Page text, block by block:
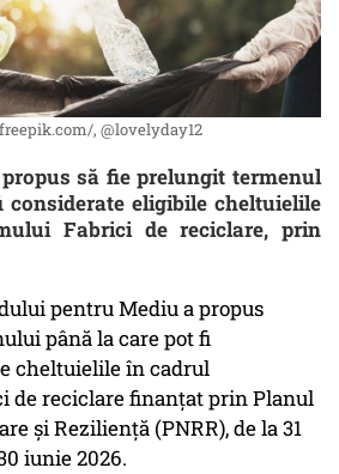
, @lovelyday12
să fie prelungit termenul
eligibile cheltuielile
Fabrici de reciclare, prin
pentru Mediu a propus
până la care pot fi
cheltuielile în cadrul
de reciclare finanțat prin Planul
și Reziliență (PNRR), de la 31
iunie 2026.